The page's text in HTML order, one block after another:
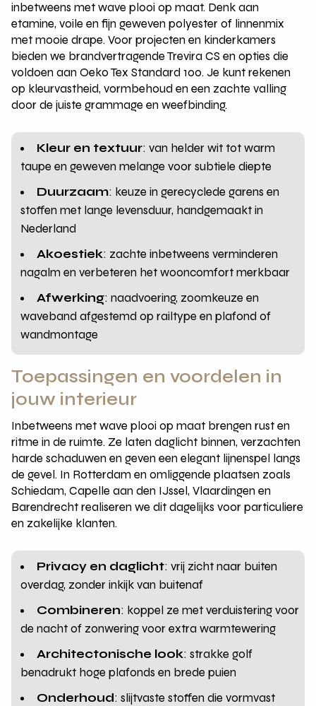
inbetweens met wave plooi op maat. Denk aan
etamine, voile en fijn geweven polyester of linnenmix
met mooie drape. Voor projecten en kinderkamers
bieden we brandvertragende Trevira CS en opties die
voldoen aan Oeko Tex Standard 100. Je kunt rekenen
op kleurvastheid, vormbehoud en een zachte valling
door de juiste grammage en weefbinding.
Kleur en textuur: van helder wit tot warm
taupe en geweven melange voor subtiele diepte
Duurzaam: keuze in gerecyclede garens en
stoffen met lange levensduur, handgemaakt in
Nederland
Akoestiek: zachte inbetweens verminderen
nagalm en verbeteren het wooncomfort merkbaar
Afwerking: naadvoering, zoomkeuze en
waveband afgestemd op railtype en plafond of
wandmontage
Toepassingen en voordelen in
jouw interieur
Inbetweens met wave plooi op maat brengen rust en
ritme in de ruimte. Ze laten daglicht binnen, verzachten
harde schaduwen en geven een elegant lijnenspel langs
de gevel. In Rotterdam en omliggende plaatsen zoals
Schiedam, Capelle aan den IJssel, Vlaardingen en
Barendrecht realiseren we dit dagelijks voor particuliere
en zakelijke klanten.
Privacy en daglicht: vrij zicht naar buiten
overdag, zonder inkijk van buitenaf
Combineren: koppel ze met verduistering voor
de nacht of zonwering voor extra warmtewering
Architectonische look: strakke golf
benadrukt hoge plafonds en brede puien
Onderhoud: slijtvaste stoffen die vormvast